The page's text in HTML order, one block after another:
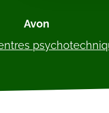
Avon